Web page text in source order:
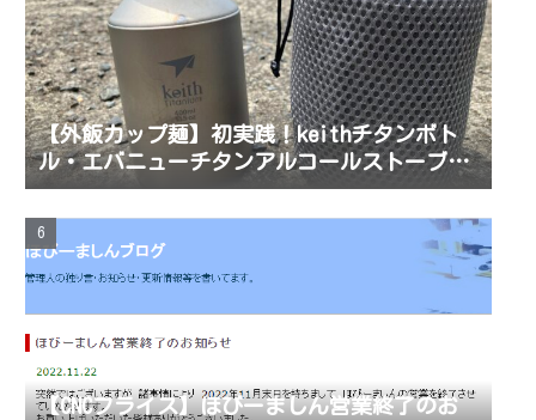
【外飯カップ麺】初実践！keithチタンボト
ル・エバニューチタンアルコールストーブ
EBY254・チタンマグ450mlにオールインワン
湯沸かしセットで昼飯食ってきたよ
【CNCフライス】ほびーましん営業終了のお